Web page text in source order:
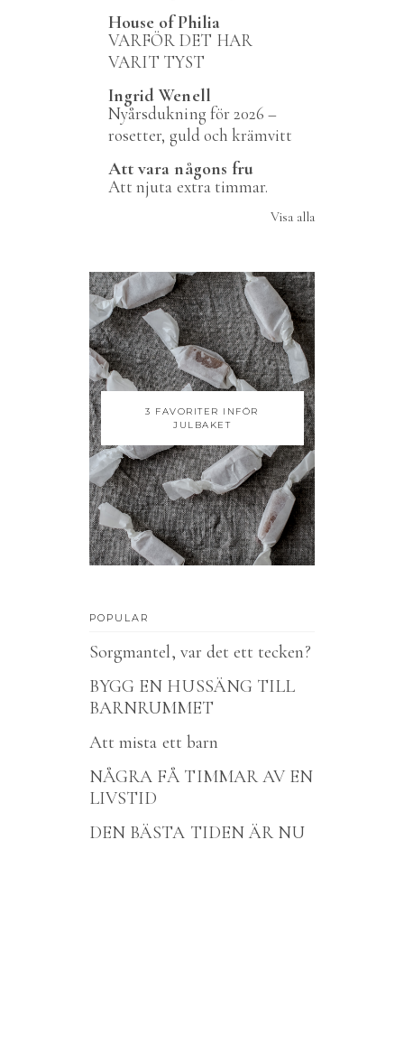
House of Philia
VARFÖR DET HAR
VARIT TYST
Ingrid Wenell
Nyårsdukning för 2026 –
rosetter, guld och krämvitt
Att vara någons fru
Att njuta extra timmar.
Visa alla
3 FAVORITER INFÖR
JULBAKET
POPULAR
Sorgmantel, var det ett tecken?
BYGG EN HUSSÄNG TILL
BARNRUMMET
Att mista ett barn
NÅGRA FÅ TIMMAR AV EN
LIVSTID
DEN BÄSTA TIDEN ÄR NU